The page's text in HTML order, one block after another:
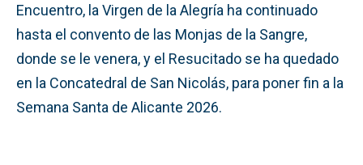
Encuentro, la Virgen de la Alegría ha continuado
hasta el convento de las Monjas de la Sangre,
donde se le venera, y el Resucitado se ha quedado
en la Concatedral de San Nicolás, para poner fin a la
Semana Santa de Alicante 2026.